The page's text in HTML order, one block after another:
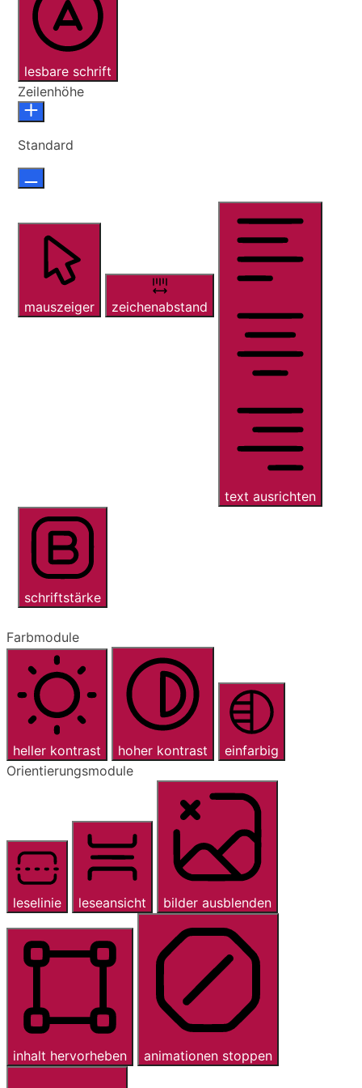
lesbare schrift
Zeilenhöhe
Standard
mauszeiger zeichenabstand
text ausrichten
schriftstärke
Farbmodule
heller kontrast hoher kontrast
einfarbig
Orientierungsmodule
leselinie leseansicht bilder ausblenden
inhalt hervorheben animationen stoppen